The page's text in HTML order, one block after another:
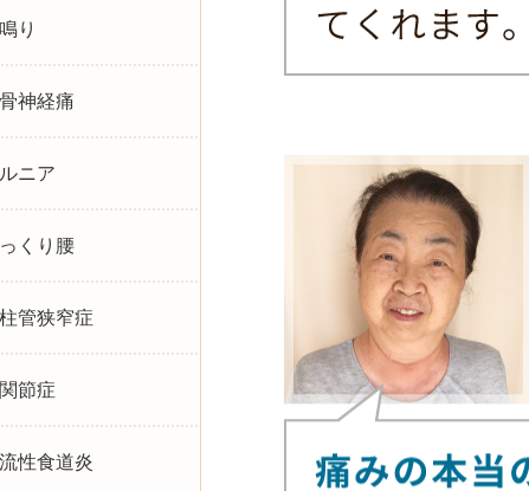
り
神経痛
ニア
くり腰
管狭窄症
節症
性食道炎